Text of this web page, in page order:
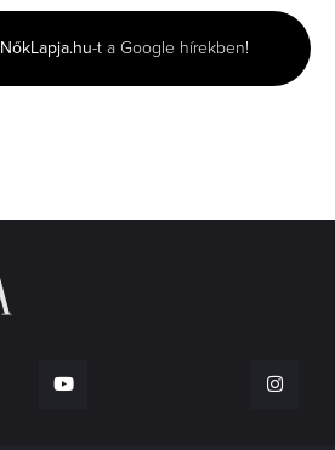
NőkLapja.hu-t a Google hírekben!